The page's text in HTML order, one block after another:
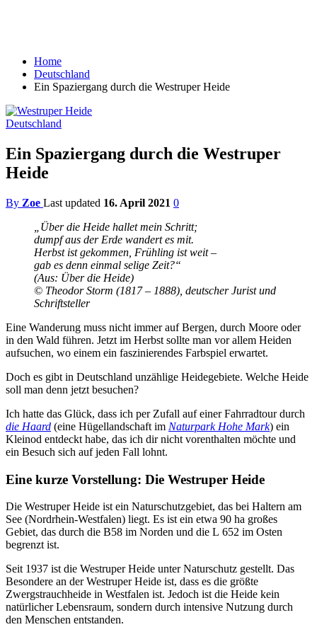
Home
Deutschland
Ein Spaziergang durch die Westruper Heide
Deutschland
Ein Spaziergang durch die Westruper
Heide
By Zoe Last updated 16. April 2021 0
„Über die Heide hallet mein Schritt;
dumpf aus der Erde wandert es mit.
Herbst ist gekommen, Frühling ist weit –
gab es denn einmal selige Zeit?“
(Aus: Über die Heide)
© Theodor Storm (1817 – 1888), deutscher Jurist und
Schriftsteller
Eine Wanderung muss nicht immer auf Bergen, durch Moore oder
in den Wald führen. Jetzt im Herbst sollte man vor allem Heiden
aufsuchen, wo einem ein faszinierendes Farbspiel erwartet.
Doch es gibt in Deutschland unzählige Heidegebiete. Welche Heide
soll man denn jetzt besuchen?
Ich hatte das Glück, dass ich per Zufall auf einer Fahrradtour durch
die Haard (eine Hügellandschaft im Naturpark Hohe Mark) ein
Kleinod entdeckt habe, das ich dir nicht vorenthalten möchte und
ein Besuch sich auf jeden Fall lohnt.
Eine kurze Vorstellung: Die Westruper Heide
Die Westruper Heide ist ein Naturschutzgebiet, das bei Haltern am
See (Nordrhein-Westfalen) liegt. Es ist ein etwa 90 ha großes
Gebiet, das durch die B58 im Norden und die L 652 im Osten
begrenzt ist.
Seit 1937 ist die Westruper Heide unter Naturschutz gestellt. Das
Besondere an der Westruper Heide ist, dass es die größte
Zwergstrauchheide in Westfalen ist. Jedoch ist die Heide kein
natürlicher Lebensraum, sondern durch intensive Nutzung durch
den Menschen entstanden.